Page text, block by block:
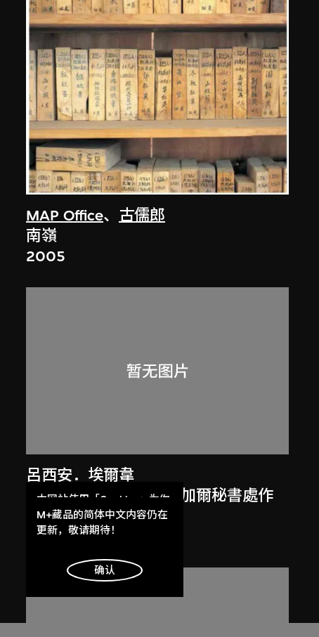
MAP Office、 古儒郎
南嶺
2005
呂西安．埃爾韋
勒．柯比意於印度昌迪加爾秘書處作
畫
1955
本网站使用「Cookies」为你
提供最好的网站体验。
了解更多
明白
M+藏品的简体中文内容仍在
更新，敬请期待！
确认